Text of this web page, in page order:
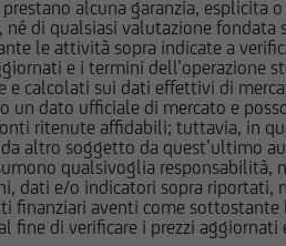
alcuna garanzia, esplicita
di qualsiasi valutazione
le attività sopra indicate a
e i termini dell’operazione
e calcolati sui dati effettivi di
dato ufficiale di mercato e
ritenute affidabili; tuttavia, in
altro soggetto da quest’ultimo
qualsivoglia
dati e/o indicatori sopra
finanziari aventi come
di verificare i prezzi aggiornati
"lunghe" o "corte" in tali
aver fornito/fornire a tali società
emessi o collocati da
UniCredit l'utente dovrà fare
d'offerta.
e ai documenti pubblicati sul
in materia di
le informazioni e documenti